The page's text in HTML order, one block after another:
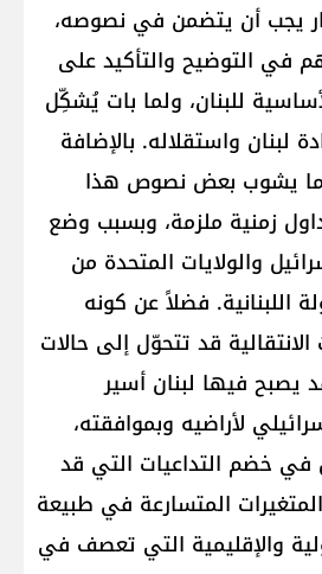
يجب أن يتضمن في نصوصه،
في التوضيح والتأكيد على
للبنان، ولما بات يُشكِّل
لبنان واستقلاله. بالإضافة
ما يشوب بعض نصوص هذا
زمنية ملزمة، وبسبب وضع
والولايات المتحدة من
اللبنانية. فضلاً عن كونه
قد تتحوّل إلى حالات
يصبح فيها لبنان أسير
لأراضيه وبموافقته،
خضم التداعيات التي قد
المتسارعة في طبيعة
والإقليمية التي تعصف في